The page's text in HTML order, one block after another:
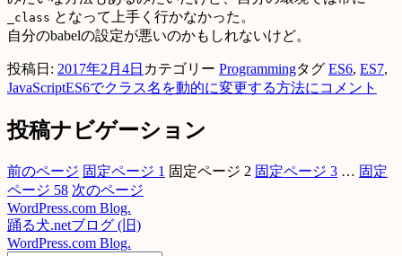
_class となって上手く行かなかった。
自分のbabelの設定が悪いのかもしれないけど。
投稿日: 2017年2月4日 カテゴリー Programmingタグ ES6, ES7,
JavaScriptES6でクラス名を動的に変更する方法に コメント
投稿ナビゲーション
前のページ 固定ページ 1 固定ページ 2 固定ページ 3 … 固定
ページ 58 次のページ
WordPress.com Blog.
踊る犬.netブログ (旧)
WordPress.com Blog.